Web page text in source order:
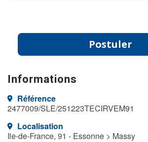
Postuler
Informations
Référence
2477009/SLE/251223TECIRVEM91
Localisation
Ile-de-France, 91 - Essonne > Massy